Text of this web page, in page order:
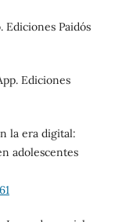
Paidós
Ediciones
la era digital:
adolescentes